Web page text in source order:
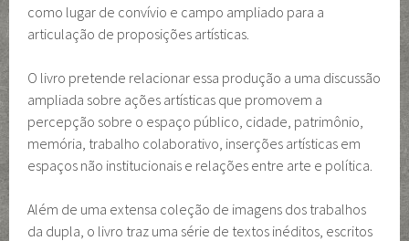
como lugar de convívio e campo ampliado para a
articulação de proposições artísticas.
O livro pretende relacionar essa produção a uma discussão
ampliada sobre ações artísticas que promovem a
percepção sobre o espaço público, cidade, patrimônio,
memória, trabalho colaborativo, inserções artísticas em
espaços não institucionais e relações entre arte e política.
Além de uma extensa coleção de imagens dos trabalhos
da dupla, o livro traz uma série de textos inéditos, escritos